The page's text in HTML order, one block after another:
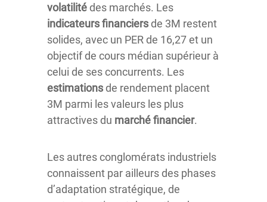
volatilité des marchés. Les
indicateurs financiers de 3M restent
solides, avec un PER de 16,27 et un
objectif de cours médian supérieur à
celui de ses concurrents. Les
estimations de rendement placent
3M parmi les valeurs les plus
attractives du marché financier.
Les autres conglomérats industriels
connaissent par ailleurs des phases
d’adaptation stratégique, de